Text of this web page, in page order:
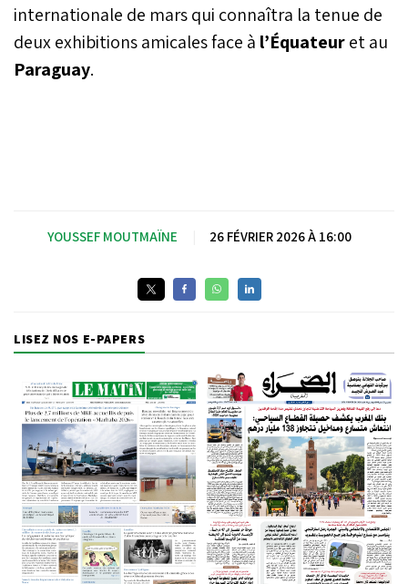
internationale de mars qui connaîtra la tenue de
deux exhibitions amicales face à l’Équateuret au
Paraguay.
YOUSSEF MOUTMAÏNE 26 FÉVRIER 2026 À 16:00
LISEZ NOS E-PAPERS